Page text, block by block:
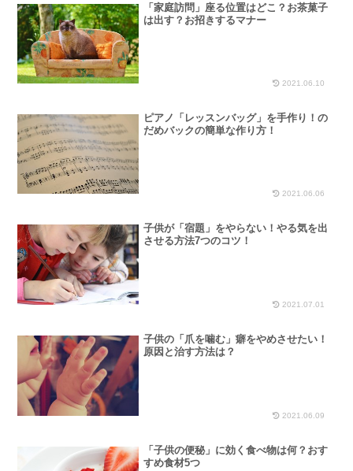
「家庭訪問」座る位置はどこ？お茶菓子
は出す？お招きするマナー
2021.06.10
ピアノ「レッスンバッグ」を手作り！の
だめバックの簡単な作り方！
2021.06.06
子供が「宿題」をやらない！やる気を出
させる方法7つのコツ！
2021.07.01
子供の「爪を噛む」癖をやめさせたい！
原因と治す方法は？
2021.06.09
「子供の便秘」に効く食べ物は何？おす
すめ食材5つ